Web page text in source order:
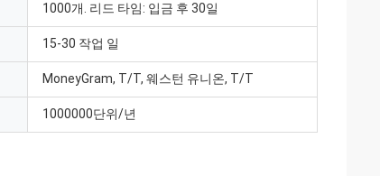
1000개. 리드 타임: 입금 후 30일
15-30 작업 일
MoneyGram, T/T, 웨스턴 유니온, T/T
1000000단위/년